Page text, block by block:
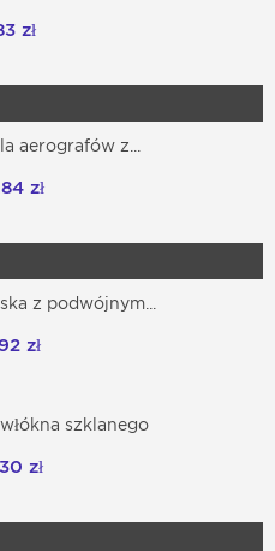
zł
aerografów z...
zł
z podwójnym...
zł
szklanego
zł